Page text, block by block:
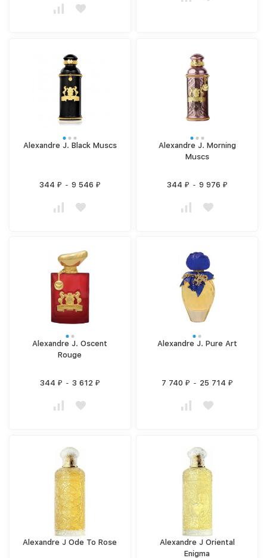
Alexandre J. Black Muscs
344 ₽ - 9 546 ₽
Alexandre J. Morning
Muscs
344 ₽ - 9 976 ₽
Alexandre J. Oscent
Rouge
344 ₽ - 3 612 ₽
Alexandre J. Pure Art
7 740 ₽ - 25 714 ₽
Alexandre J Ode To Rose
Alexandre J Oriental
Enigma